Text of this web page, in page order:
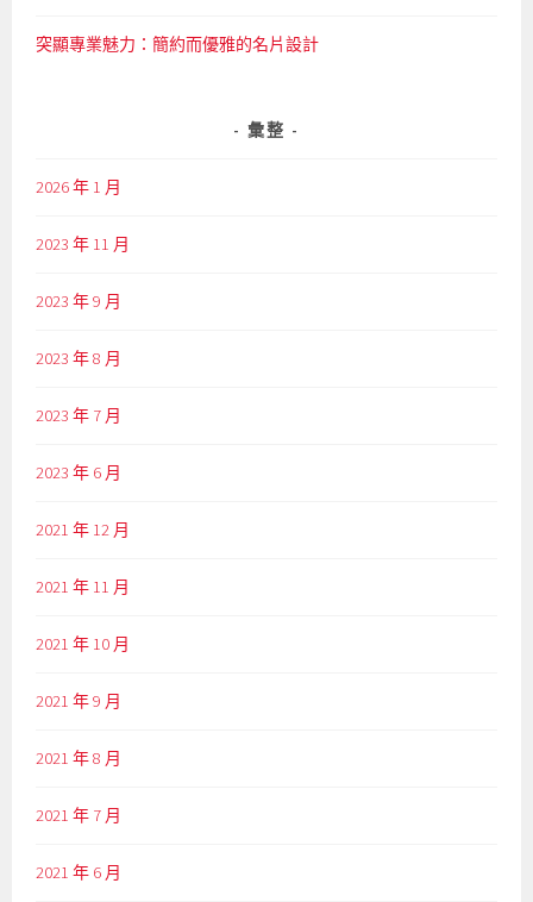
突顯專業魅力：簡約而優雅的名片設計
彙整
2026 年 1 月
2023 年 11 月
2023 年 9 月
2023 年 8 月
2023 年 7 月
2023 年 6 月
2021 年 12 月
2021 年 11 月
2021 年 10 月
2021 年 9 月
2021 年 8 月
2021 年 7 月
2021 年 6 月